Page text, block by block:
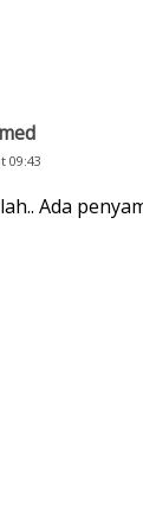
09:43
Ada